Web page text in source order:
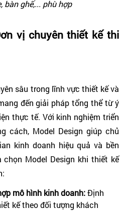
bàn ghế,... phù hợp
vị chuyên thiết kế thi
sâu trong lĩnh vực thiết kế và
đến giải pháp tổng thể từ ý
thực tế. Với kinh nghiệm triển
cách, Model Design giúp chủ
kinh doanh hiệu quả và bền
chọn Model Design khi thiết kế
mô hình kinh doanh: Định
kế theo đối tượng khách